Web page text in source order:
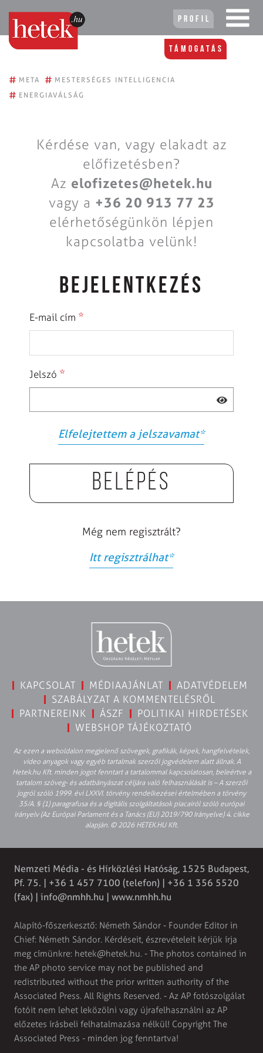
Profil
Támogatás
# META # MESTERSÉGES INTELLIGENCIA
# ENERGIAVÁLSÁG
Kérdése van, vagy elakadt az
előfizetésben?
Az elofizetes@hetek.hu
vagy a +36 20 913 77 23
elérhetőségünkön lépjen
kapcsolatba velünk!
BEJELENTKEZÉS
E-mail cím *
Jelszó *
Elfelejtettem a jelszavamat*
Belépés
Még nem regisztrált?
Itt regisztrálhat*
KAPCSOLAT MÉDIAAJÁNLAT
ADATVÉDELEM
SZABÁLYZAT A KOMMENTELÉSRŐL
PARTNEREINK
ÁSZF
POLITIKAI HIRDETÉSEK
WEBSHOP TÁJÉKOZTATÓ
Az ezen a weboldalon megjelenő szövegek, grafikák, képek, hangfelvételek,
video anyagok vagy egyéb tartalmak szerzői jogvédelem alatt állnak. A
Hetek.hu Kft. minden jogot fenntart a tartalommal kapcsolatosan, beleértve a
tartalom szöveg- és adatbányászat céljára való felhasználását is – A szerzői
jogról szóló 1999. évi LXXVI. törvény rendelkezései értelmében a törvény
35/A. § (1) paragrafusa és a digitális szolgáltatások piacairól szóló európai
irányelv (Az Európai Parlament és a Tanács (EU) 2019/790 Irányelve) 4. cikke
alapján. © 2026 HETEK.HU Kft.
Nemzeti Média - és Hírközlési Hatóság, 1525 Budapest,
Pf. 75. | +36 1 457 7100 (telefon) | +36 1 356 5520
(fax) | info@nmhh.hu | www.nmhh.hu
Alapító-főszerkesztő: Németh Sándor - Founder Editor in
Chief: Németh Sándor. Kérdéseit, észrevételeit kérjük írja
meg címünkre: hetek@hetek.hu. - The photos contained in
the AP photo service may not be published and
redistributed without the prior written authority of the
Associated Press. All Rights Reserved. - Az AP fotószolgálat
fotóit nem lehet leközölni vagy újrafelhasználni az AP
előzetes írásbeli felhatalmazása nélkül! Copyright The
Associated Press - minden jog fenntartva!